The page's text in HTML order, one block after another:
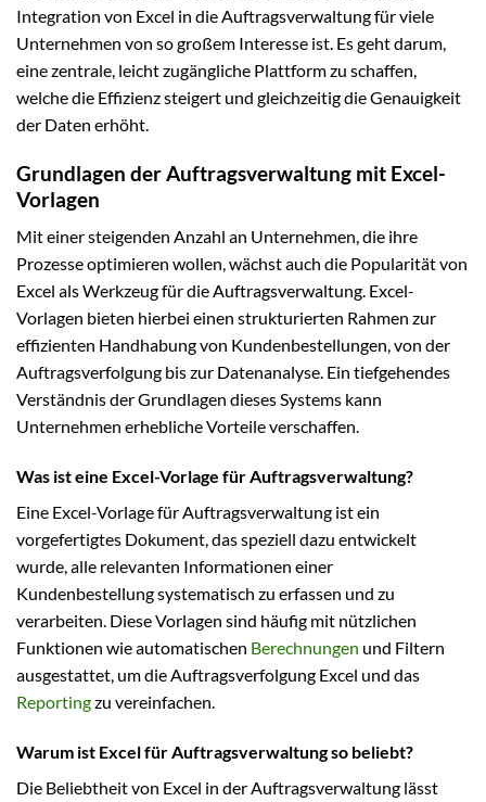
Integration von Excel in die Auftragsverwaltung für viele
Unternehmen von so großem Interesse ist. Es geht darum,
eine zentrale, leicht zugängliche Plattform zu schaffen,
welche die Effizienz steigert und gleichzeitig die Genauigkeit
der Daten erhöht.
Grundlagen der Auftragsverwaltung mit Excel-
Vorlagen
Mit einer steigenden Anzahl an Unternehmen, die ihre
Prozesse optimieren wollen, wächst auch die Popularität von
Excel als Werkzeug für die Auftragsverwaltung. Excel-
Vorlagen bieten hierbei einen strukturierten Rahmen zur
effizienten Handhabung von Kundenbestellungen, von der
Auftragsverfolgung bis zur Datenanalyse. Ein tiefgehendes
Verständnis der Grundlagen dieses Systems kann
Unternehmen erhebliche Vorteile verschaffen.
Was ist eine Excel-Vorlage für Auftragsverwaltung?
Eine Excel-Vorlage für Auftragsverwaltung ist ein
vorgefertigtes Dokument, das speziell dazu entwickelt
wurde, alle relevanten Informationen einer
Kundenbestellung systematisch zu erfassen und zu
verarbeiten. Diese Vorlagen sind häufig mit nützlichen
Funktionen wie automatischen Berechnungen und Filtern
ausgestattet, um die Auftragsverfolgung Excel und das
Reportingzu vereinfachen.
Warum ist Excel für Auftragsverwaltung so beliebt?
Die Beliebtheit von Excel in der Auftragsverwaltung lässt